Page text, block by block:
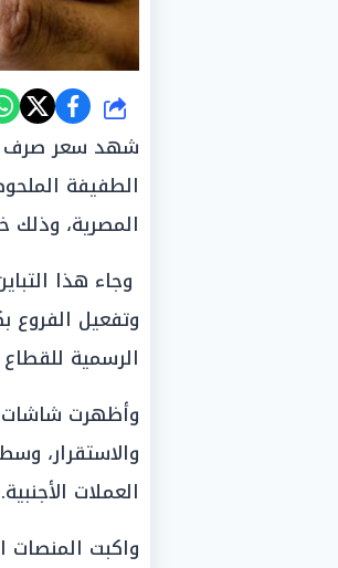
شارك
شهد سعر صرف
الطفيفة
المصرية، وذلك خلال
وجاء هذا
وتفعيل الفروع
الرسمية
وأظهرت شاشات
والاستقرار،
العملات الأجنبية.
واكبت المنصات